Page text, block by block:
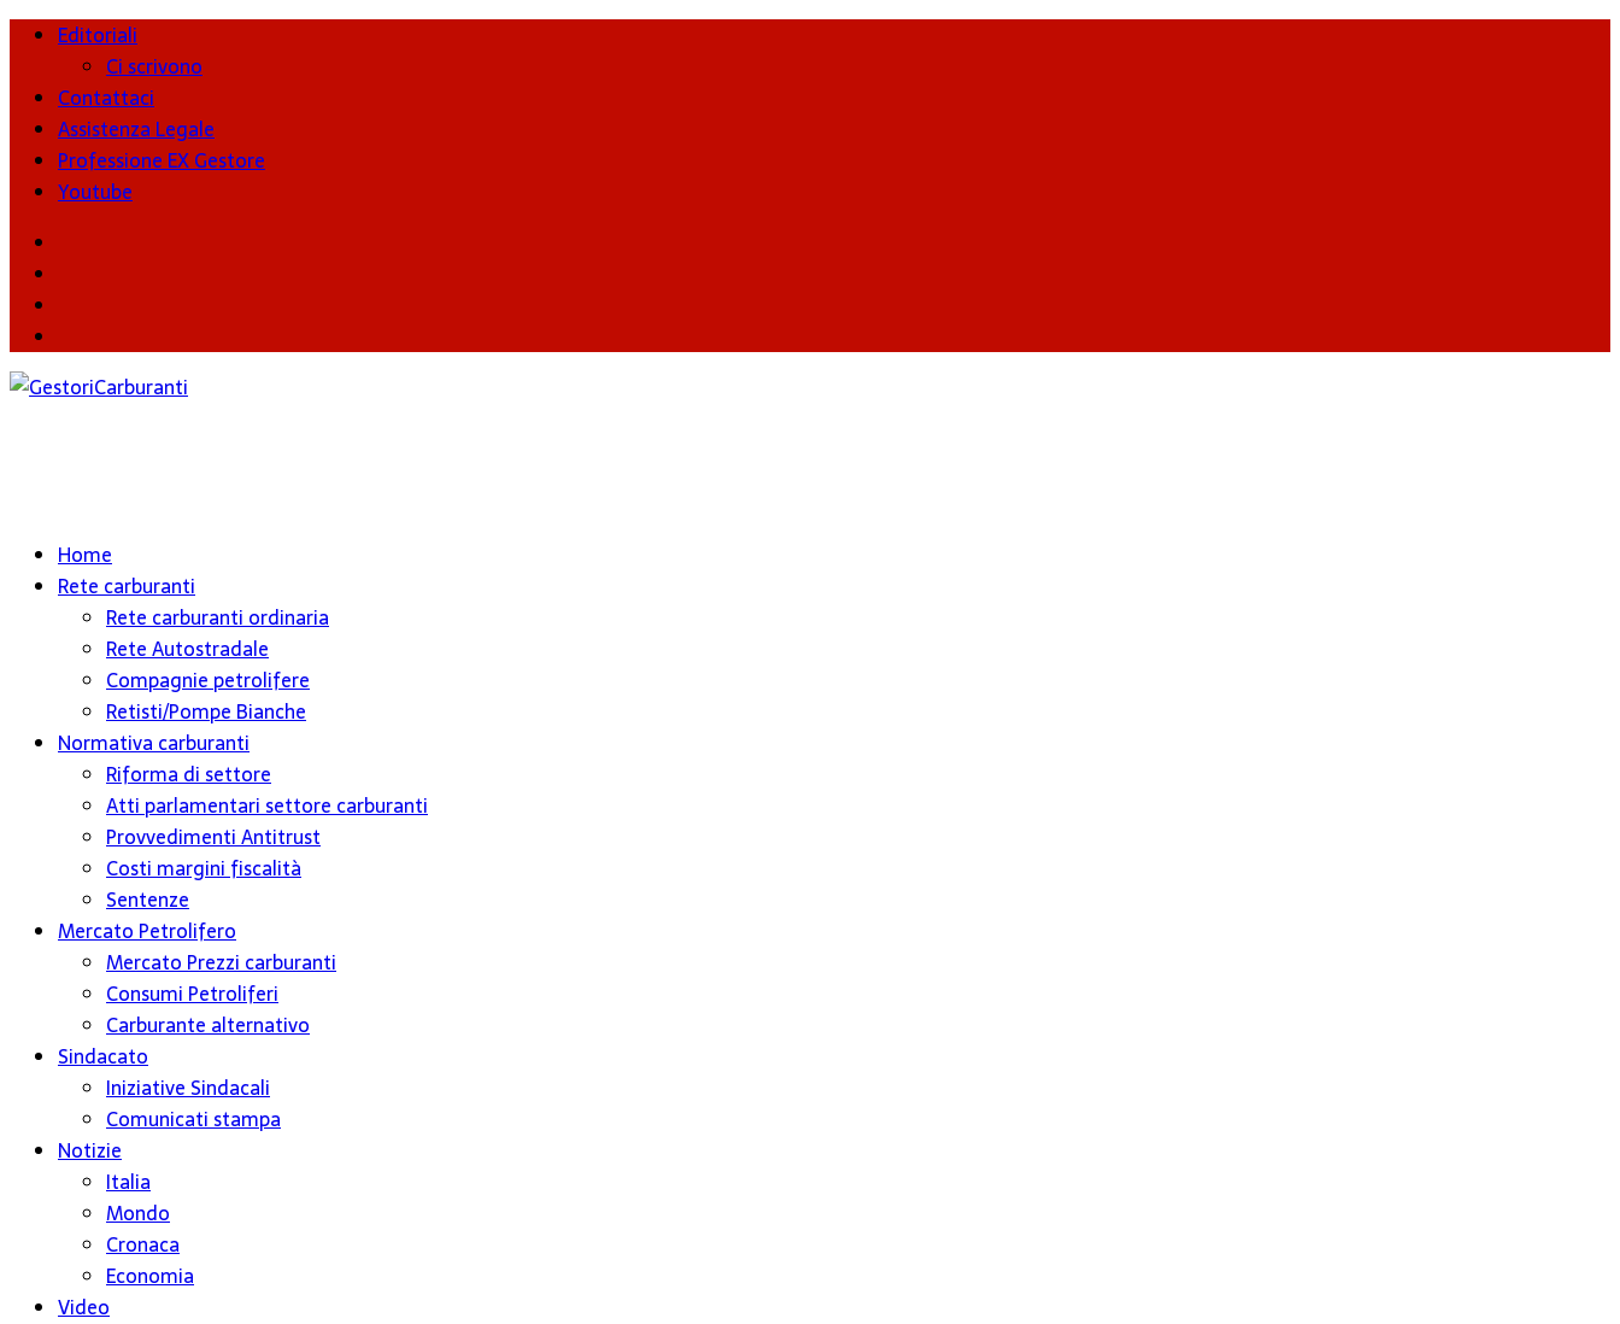
Editoriali
Ci scrivono
Contattaci
Assistenza Legale
Professione EX Gestore
Youtube
Home
Rete carburanti
Rete carburanti ordinaria
Rete Autostradale
Compagnie petrolifere
Retisti/Pompe Bianche
Normativa carburanti
Riforma di settore
Atti parlamentari settore carburanti
Provvedimenti Antitrust
Costi margini fiscalità
Sentenze
Mercato Petrolifero
Mercato Prezzi carburanti
Consumi Petroliferi
Carburante alternativo
Sindacato
Iniziative Sindacali
Comunicati stampa
Notizie
Italia
Mondo
Cronaca
Economia
Video